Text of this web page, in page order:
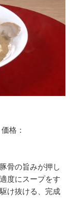
格：
骨の旨みが押し
度にスープをす
け抜ける、完成